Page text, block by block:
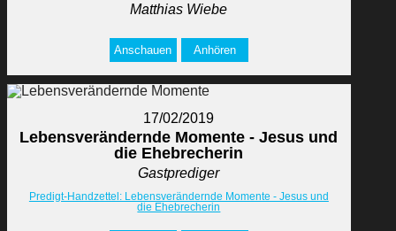
Matthias Wiebe
Anschauen Anhören
17/02/2019
Lebensverändernde Momente - Jesus und
die Ehebrecherin
Gastprediger
Predigt-Handzettel: Lebensverändernde Momente - Jesus und
die Ehebrecherin